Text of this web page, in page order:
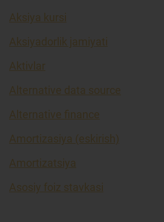
Aksiya kursi
Aksiyadorlik jamiyati
Aktivlar
Alternative data source
Alternative finance
Amortizasiya (eskirish)
Amortizatsiya
Asosiy foiz stavkasi